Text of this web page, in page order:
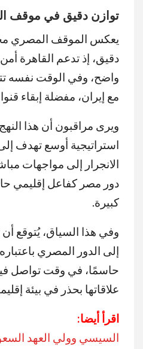
توازن دقيق في موقف
يعكس الموقف المصري
دقيق، إذ تدعم القاهرة
واضح، وفي الوقت نفسه
مع إيران، مفضلة إبقاء
ويرى مراقبون أن هذا
استراتيجية أوسع تهدف
الانجرار إلى مواجهات
دور مصر كفاعل إقليمي
كبيرة.
وفي هذا السياق، يُتوقع
إلى الدور المصري
حاسمًا، في وقت تواصل
علاقاتها بحذر في بيئة
اقرأ أيضا:
السيسي وولي العهد